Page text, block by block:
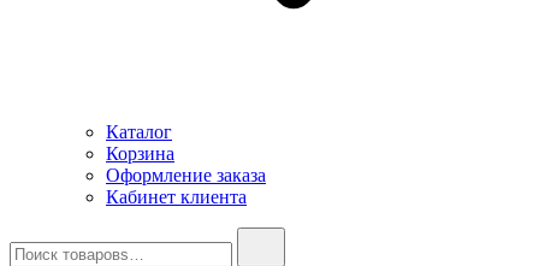
Каталог
Корзина
Оформление заказа
Кабинет клиента